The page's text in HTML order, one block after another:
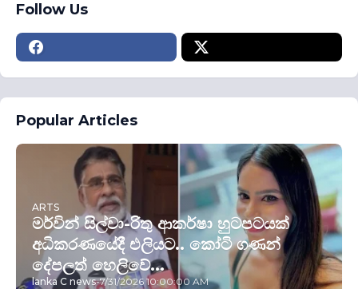
Follow Us
Popular Articles
ARTS
මර්වින් සිල්වා-රිතු ආකර්ෂා හුටපටයක්
අධිකරණයේදී එලියට.. කෝටි ගණන්
දේපලත් හෙලිවේ...
lanka C news-7/31/2026 10:00:00 AM